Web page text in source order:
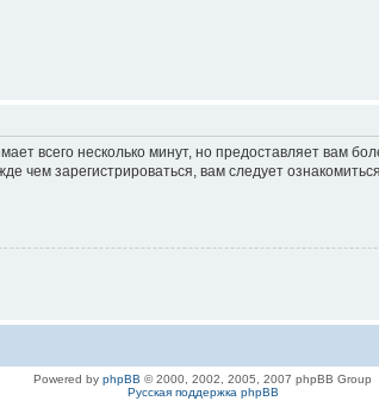
всего несколько минут, но предоставляет вам
чем зарегистрироваться, вам следует
Powered by phpBB © 2000, 2002, 2005, 2007 phpBB Group
Русская поддержка phpBB